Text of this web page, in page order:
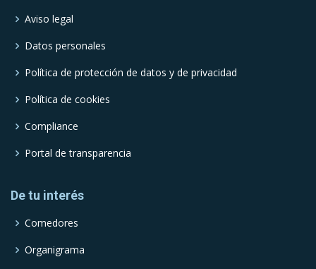
Aviso legal
Datos personales
Política de protección de datos y de privacidad
Política de cookies
Compliance
Portal de transparencia
De tu interés
Comedores
Organigrama